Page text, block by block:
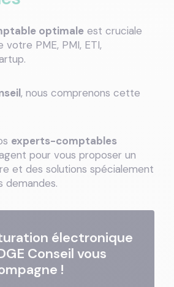
optimale est cruciale
PME, PMI, ETI,
, nous comprenons cette
experts-comptables
pour vous proposer un
et des solutions spécialement
demandes.
électronique
Conseil vous
!